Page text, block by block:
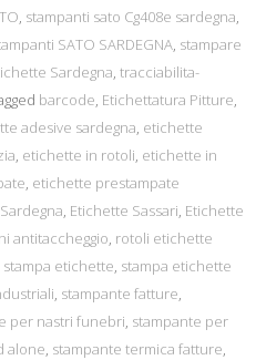
, stampanti sato Cg408e sardegna,
SATO SARDEGNA, stampare
Sardegna, tracciabilita-
barcode, Etichettatura Pitture,
adesive sardegna, etichette
, etichette in rotoli, etichette in
, etichette prestampate
, Etichette Sassari, Etichette
antitaccheggio, rotoli etichette
stampa etichette, stampa etichette
, stampante fatture,
per nastri funebri, stampante per
alone, stampante termica fatture,